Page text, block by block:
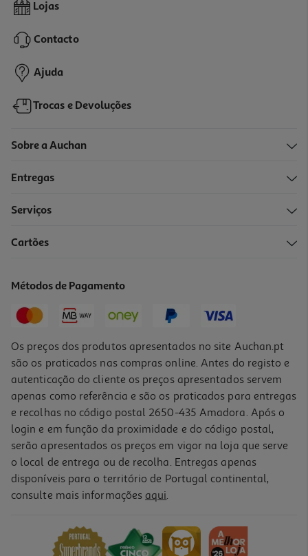
Lojas
Contacto
Ajuda
Trocas e Devoluções
Sobre a Auchan
Entregas
Serviços
Cartões
Métodos de Pagamento
Os preços dos produtos apresentados no site Auchan.pt
são os praticados nas compras online. Antes do registo e
autenticação do cliente os preços apresentados servem
apenas como referência e são os praticados para entregas
e recolhas no código postal 2650-435 Amadora. Após o
login e em função da proximidade e do código postal,
serão apresentados os preços em vigor na loja que serve
o local de entrega ou de recolha. Entregas apenas
disponíveis para o território de Portugal continental,
consulte mais informações aqui.